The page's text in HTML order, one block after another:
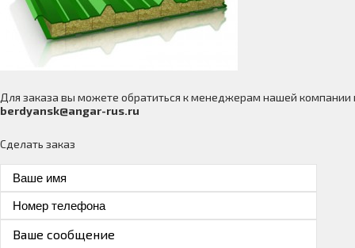
Для заказа вы можете обратиться к менеджерам нашей
berdyansk@angar-rus.ru
Сделать заказ